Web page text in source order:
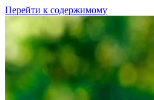
Перейти к содержимому